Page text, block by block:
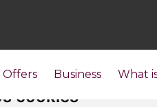
cookies
Offers Business What